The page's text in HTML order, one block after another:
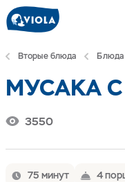
Вторые блюда Блюда
МУСАКА
3550
75 минут 4